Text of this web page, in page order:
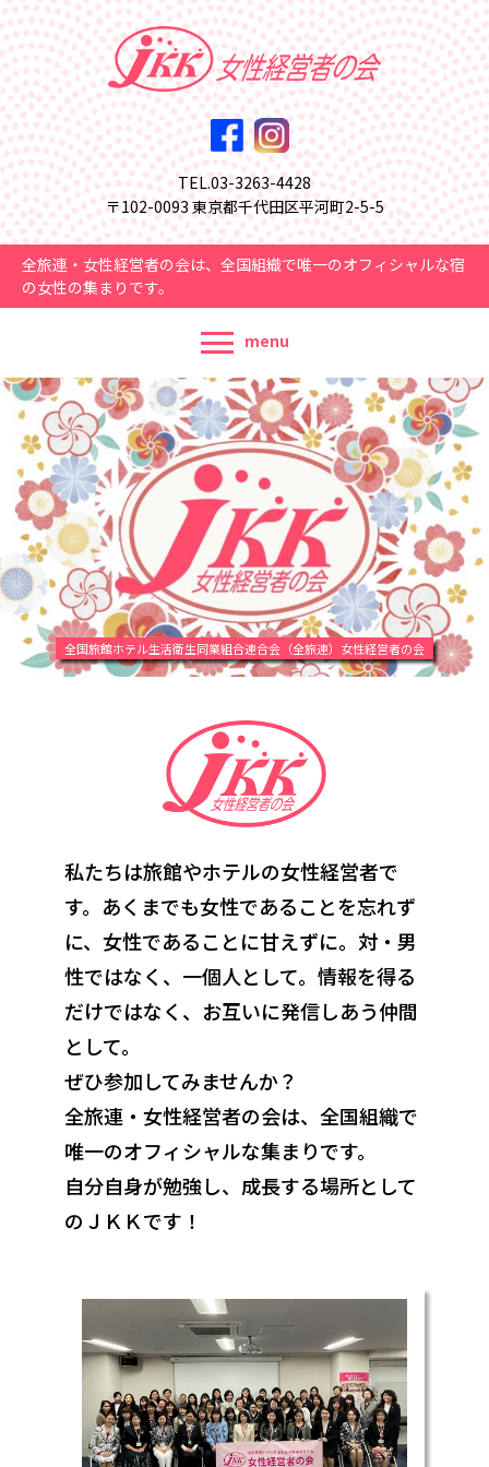
TEL.03-3263-4428
〒102-0093 東京都千代田区平河町2-5-5
全旅連・女性経営者の会は、全国組織で唯一のオフィシャルな宿
の女性の集まりです。
menu
全国旅館ホテル生活衛生同業組合連合会（全旅連）女性経営者の会
私たちは旅館やホテルの女性経営者で
す。あくまでも女性であることを忘れず
に、 女性であることに甘えずに。対・男
性ではなく、一個人として。情報を得る
だけではなく、お互いに発信しあう仲間
として。
ぜひ参加してみませんか？
全旅連・女性経営者の会は、全国組織で
唯一のオフィシャルな集まりです。
自分自身が勉強し、成長する場所として
のＪＫＫです！